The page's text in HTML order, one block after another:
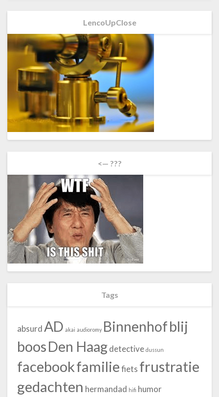
LencoUpClose
<— ???
Tags
absurdAD akai audioromy Binnenhofblij
boosDen Haagdetective dussun
facebookfamiliefiets frustratie
gedachten hermandad hifi humor